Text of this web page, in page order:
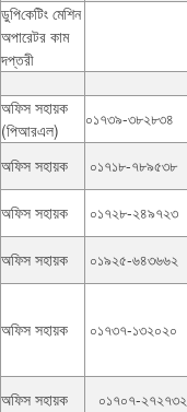
ডুপি­কেটিং মেশিন
অপারেটর কাম
দপ্তরী
অফিস সহায়ক
(পিআরএল)
০১৭৩৯-৩৮২৮৩৪
অফিস সহায়ক ০১৭১৮-৭৮৯৫৩৮
অফিস সহায়ক ০১৭২৮-২৪৯৭২৩
অফিস সহায়ক ০১৯২৫-৬৪৩৬৬২
অফিস সহায়ক ০১৭৩৭-১৩২০২০
অফিস সহায়ক ০১৭০৭-২৭২৭৩২